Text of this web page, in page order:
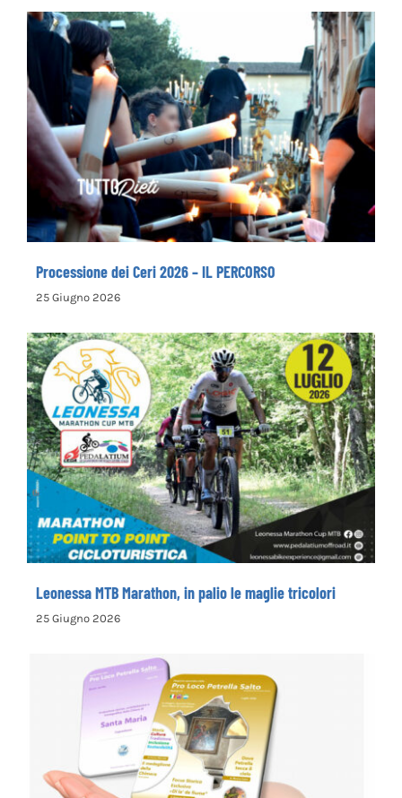
Processione dei Ceri 2026 – IL PERCORSO
Leonessa MTB Marathon, in palio le maglie
tricolori
Leonessa MTB Marathon, in palio le maglie tricolori
la Pro Loco di Petrella Salto presenta il
nuovo opuscolo dedicato alla